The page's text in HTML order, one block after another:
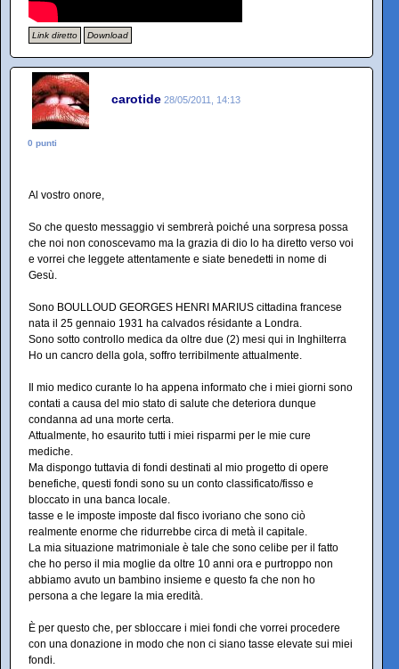
Link diretto Download
carotide 28/05/2011, 14:13
0 punti
Al vostro onore,
So che questo messaggio vi sembrerà poiché una sorpresa possa
che noi non conoscevamo ma la grazia di dio lo ha diretto verso voi
e vorrei che leggete attentamente e siate benedetti in nome di
Gesù.
Sono BOULLOUD GEORGES HENRI MARIUS cittadina francese
nata il 25 gennaio 1931 ha calvados résidante a Londra.
Sono sotto controllo medica da oltre due (2) mesi qui in Inghilterra
Ho un cancro della gola, soffro terribilmente attualmente.
Il mio medico curante lo ha appena informato che i miei giorni sono
contati a causa del mio stato di salute che deteriora dunque
condanna ad una morte certa.
Attualmente, ho esaurito tutti i miei risparmi per le mie cure
mediche.
Ma dispongo tuttavia di fondi destinati al mio progetto di opere
benefiche, questi fondi sono su un conto classificato/fisso e
bloccato in una banca locale.
tasse e le imposte imposte dal fisco ivoriano che sono ciò
realmente enorme che ridurrebbe circa di metà il capitale.
La mia situazione matrimoniale è tale che sono celibe per il fatto
che ho perso il mia moglie da oltre 10 anni ora e purtroppo non
abbiamo avuto un bambino insieme e questo fa che non ho
persona a che legare la mia eredità.
È per questo che, per sbloccare i miei fondi che vorrei procedere
con una donazione in modo che non ci siano tasse elevate sui miei
fondi.